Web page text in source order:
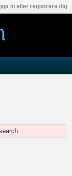
in eller registrera dig